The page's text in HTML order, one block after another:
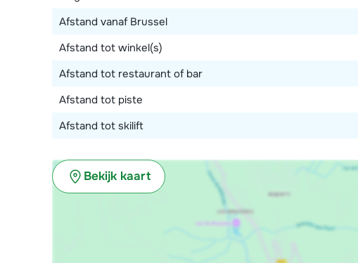
Afstand vanaf Brussel
Afstand tot winkel(s)
Afstand tot restaurant of bar
Afstand tot piste
Afstand tot skilift
Bekijk kaart